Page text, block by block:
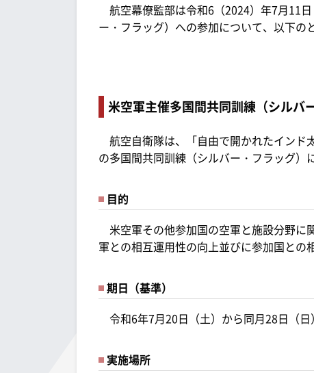
航空幕僚監部は令和6（2024）年7月11
ー・フラッグ）への参加について、以下の
米空軍主催多国間共同訓練（シルバ
航空自衛隊は、「自由で開かれたインド
の多国間共同訓練（シルバー・フラッグ）
目的
米空軍その他参加国の空軍と施設分野に
軍との相互運用性の向上並びに参加国との
期日（基準）
令和6年7月20日（土）から同月28日（日）
実施場所